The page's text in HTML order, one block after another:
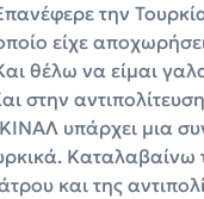
την
είχε
θέλω να είμαι
στην
υπάρχει μια
Καταλαβαίνω
και της